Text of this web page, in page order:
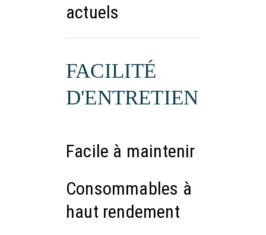
actuels
FACILITÉ
D'ENTRETIEN
Facile à maintenir
Consommables à
haut rendement